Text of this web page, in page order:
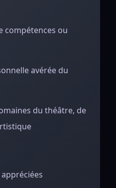
compétences ou
avérée du
du théâtre, de